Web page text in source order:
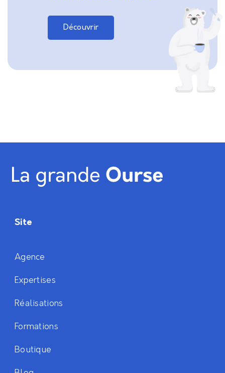
Découvrir
Site
Agence
Expertises
Réalisations
Formations
Boutique